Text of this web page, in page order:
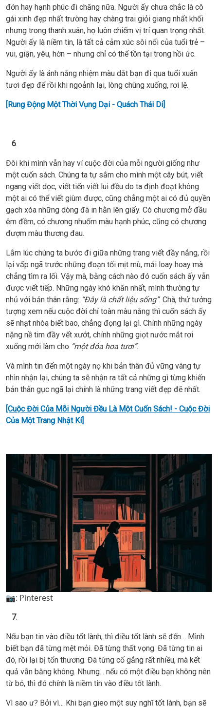
đớn hay hạnh phúc đi chăng nữa. Người ấy chưa chắc là cô
gái xinh đẹp nhất trường hay chàng trai giỏi giang nhất khối
nhưng trong thanh xuân, họ luôn chiếm vị trí quan trọng nhất.
Người ấy là niềm tin, là tất cả cảm xúc sôi nổi của tuổi trẻ –
vui, giận, yêu, hờn – nhưng chỉ có thể tồn tại trong hồi ức.
Người ấy là ánh nắng nhiệm màu dắt bạn đi qua tuổi xuân
tươi đẹp để rồi khi ngoảnh lại, lòng chùng xuống, rơi lệ.
[Rung Động Một Thời Vụng Dại - Quách Thái Di]
6.
Đôi khi mình vẫn hay ví cuộc đời của mỗi người giống như
một cuốn sách. Chúng ta tự sắm cho mình một cây bút, viết
ngang viết dọc, viết tiến viết lui đều do ta định đoạt không
một ai có thể viết giùm được, cũng chẳng một ai có đủ quyền
gạch xóa những dòng đã in hằn lên giấy. Có chương mở đầu
êm đềm, có chương nhuốm màu hạnh phúc, cũng có chương
đượm màu thương đau.
Lắm lúc chúng ta bước đi giữa những trang viết đầy nắng, rồi
lại vấp ngã trước những đoạn tối mịt mù, mải loay hoay mà
chẳng tìm ra lối. Vậy mà, bằng cách nào đó cuốn sách ấy vẫn
được viết tiếp. Những ngày khó khăn nhất, mình thường tự
nhủ với bản thân rằng: “Đây là chất liệu sống”. Chà, thử tưởng
tượng xem nếu cuộc đời chỉ toàn màu nắng thì cuốn sách ấy
sẽ nhạt nhòa biết bao, chẳng đọng lại gì. Chính những ngày
nặng nề tim đầy vết xướt, chính những giọt nước mắt rơi
xuống mới làm cho “một đóa hoa tươi”.
Và mình tin đến một ngày nọ khi bản thân đủ vững vàng tự
nhìn nhận lại, chúng ta sẽ nhận ra tất cả những gì từng khiến
bản thân gục ngã lại chính là những trang viết đẹp đẽ nhất.
[Cuộc Đời Của Mỗi Người Đều Là Một Cuốn Sách! - Cuộc Đời
Của Một Trang Nhật Kí]
📷: Pinterest
7.
Nếu bạn tin vào điều tốt lành, thì điều tốt lành sẽ đến… Mình
biết bạn đã từng mệt mỏi. Đã từng thất vọng. Đã từng tin ai
đó, rồi lại bị tổn thương. Đã từng cố gắng rất nhiều, mà kết
quả vẫn bằng không. Nhưng... nếu có một điều bạn không nên
từ bỏ, thì đó chính là niềm tin vào điều tốt lành.
Vì sao ư? Bởi vì… Khi bạn gieo một suy nghĩ tốt lành, bạn sẽ